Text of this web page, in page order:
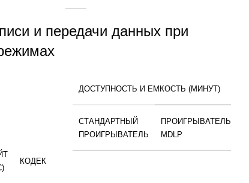
и передачи данных при
КОДЕК
ДОСТУПНОСТЬ И ЕМКОСТЬ (МИНУТ)
СТАНДАРТНЫЙ
ПРОИГРЫВАТЕЛЬ
ПРОИГРЫВАТЕЛЬ
MDLP